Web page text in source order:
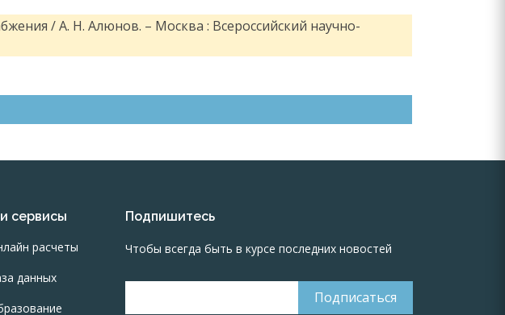
/ А. Н. Алюнов. – Москва : Всероссийский научно-
сервисы
расчеты
данных
Подпишитесь
Чтобы всегда быть в курсе последних новостей